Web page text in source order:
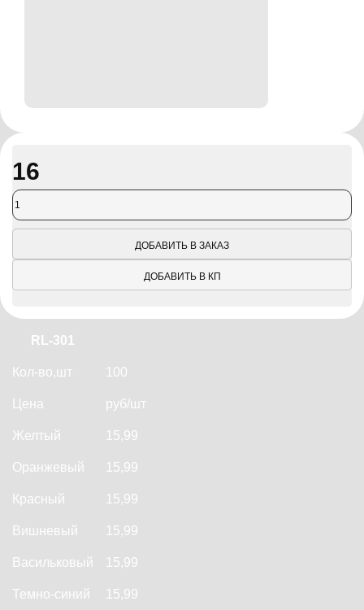
16
ДОБАВИТЬ В ЗАКАЗ
ДОБАВИТЬ В КП
RL-301
Кол-во,шт 100
Цена руб/шт
Желтый 15,99
Оранжевый 15,99
Красный 15,99
Вишневый 15,99
Васильковый 15,99
Темно-синий 15,99